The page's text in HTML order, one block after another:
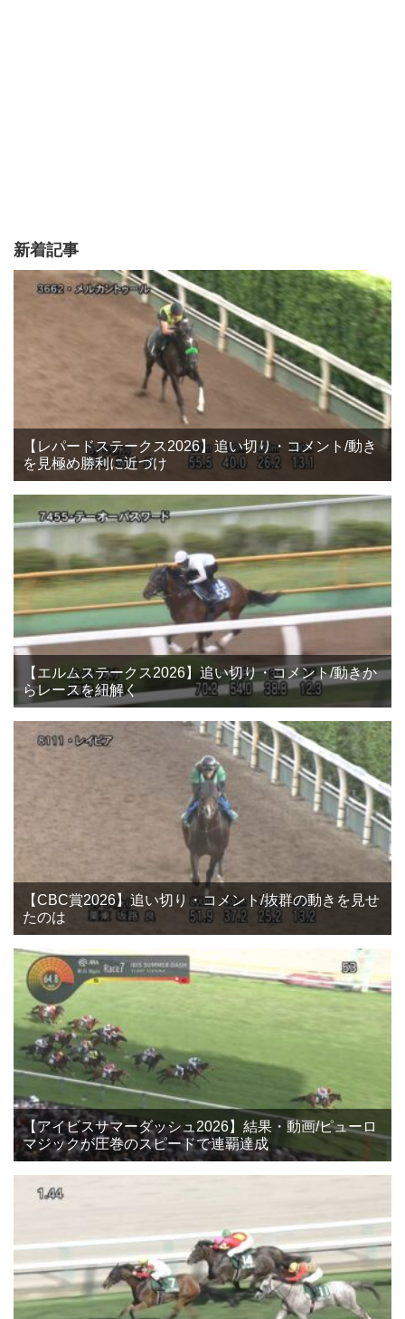
新着記事
【レパードステークス2026】追い切り・コメント/動き
を見極め勝利に近づけ
【エルムステークス2026】追い切り・コメント/動きか
らレースを紐解く
【CBC賞2026】追い切り・コメント/抜群の動きを見せ
たのは
【アイビスサマーダッシュ2026】結果・動画/ピューロ
マジックが圧巻のスピードで連覇達成